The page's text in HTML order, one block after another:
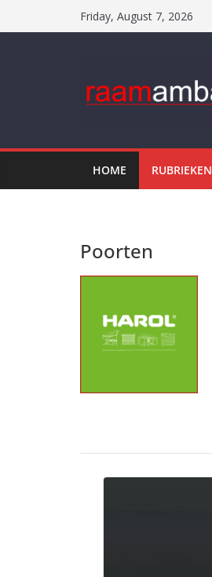
to
Friday, August 7, 2026
HOME RUBRIEKEN
Poorten